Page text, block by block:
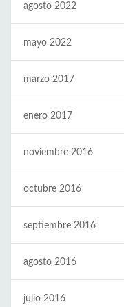
agosto 2022
mayo 2022
marzo 2017
enero 2017
noviembre 2016
octubre 2016
septiembre 2016
agosto 2016
julio 2016